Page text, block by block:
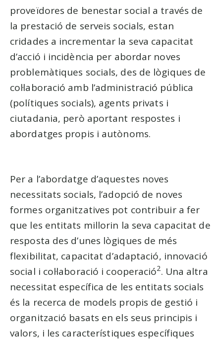
proveïdores de benestar social a través de
la prestació de serveis socials, estan
cridades a incrementar la seva capacitat
d’acció i incidència per abordar noves
problemàtiques socials, des de lògiques de
col·laboració amb l’administració pública
(polítiques socials), agents privats i
ciutadania, però aportant respostes i
abordatges propis i autònoms.
Per a l’abordatge d’aquestes noves
necessitats socials, l’adopció de noves
formes organitzatives pot contribuir a fer
que les entitats millorin la seva capacitat de
resposta des d’unes lògiques de més
flexibilitat, capacitat d’adaptació, innovació
social i col·laboració i cooperació2. Una altra
necessitat específica de les entitats socials
és la recerca de models propis de gestió i
organització basats en els seus principis i
valors, i les característiques específiques